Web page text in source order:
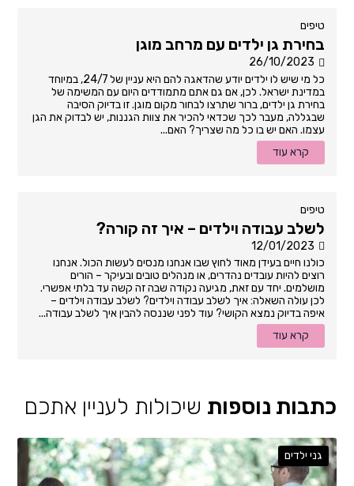
טיפים
בחירת גן ילדים עם מרחב מוגן
26/10/2023
כל מי שיש לו ילדים יודע שהדאגה להם היא עניין של 24/7, במיוחד
במדינת ישראל. לכן, אם גם אתם מתמודדים היום עם המשימה של
בחירת גן ילדים, ברור שתרצו לבחור מקום מוגן. זו בדיוק הסיבה
שבגללה, מעבר לכך שכדאי להכיר את צוות הגננות, יש לבדוק את הגן
עצמו. האם יש בו כל מה שצריך? האם...
קרא עוד
טיפים
לשלב עבודה וילדים – איך זה קורה?
12/01/2023
כולנו חיים בעידן מאוד לחוץ שבו אנחנו מנסים לעשות הכול. אנחנו
רוצים להיות עובדים נהדרים, או מנהלים טובים ובעיקר – הורים
מושלמים. יחד עם זאת, מגיעה נקודה שבה זה קשה עד בלתי אפשרי.
לכן עולה השאלה: איך לשלב עבודה וילדים? לשלב עבודה וילדים –
איפה בדיוק נמצא הקושי? עוד לפני שננסה להבין איך לשלב עבודה...
קרא עוד
כתבות נוספות שיכולות לעניין אתכם
גני ילדים